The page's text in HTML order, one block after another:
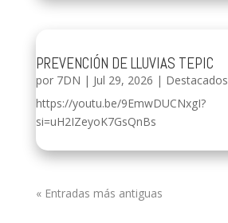
PREVENCIÓN DE LLUVIAS TEPIC
por 7DN | Jul 29, 2026 | Destacados
https://youtu.be/9EmwDUCNxgI?
si=uH2IZeyoK7GsQnBs
« Entradas más antiguas